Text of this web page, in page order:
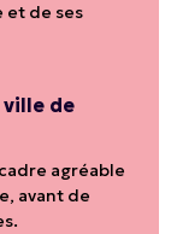
et de ses
ville de
agréable
avant de